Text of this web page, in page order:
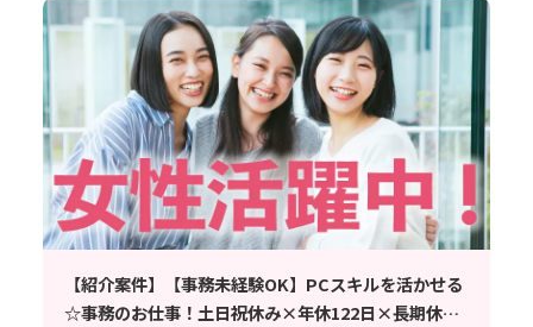
【紹介案件】【事務未経験OK】PCスキルを活かせる
☆事務のお仕事！土日祝休み×年休122日×長期休暇